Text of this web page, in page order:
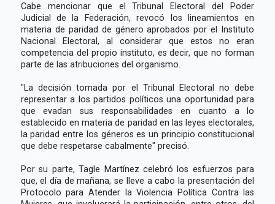
Cabe mencionar que el Tribunal Electoral del Poder
Judicial de la Federación, revocó los lineamientos en
materia de paridad de género aprobados por el Instituto
Nacional Electoral, al considerar que estos no eran
competencia del propio instituto, es decir, que no forman
parte de las atribuciones del organismo.
"La decisión tomada por el Tribunal Electoral no debe
representar a los partidos políticos una oportunidad para
que evadan sus responsabilidades en cuanto a lo
establecido en materia de paridad en las leyes electorales,
la paridad entre los géneros es un principio constitucional
que debe respetarse cabalmente" precisó.
Por su parte, Tagle Martínez celebró los esfuerzos para
que, el día de mañana, se lleve a cabo la presentación del
Protocolo para Atender la Violencia Política Contra las